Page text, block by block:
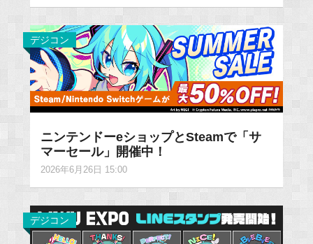
デジコン
ニンテンドーeショップとSteamで「サ
マーセール」開催中！
2026年6月26日 15:00
デジコン